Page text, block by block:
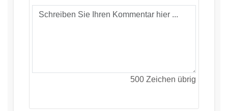
500 Zeichen übrig